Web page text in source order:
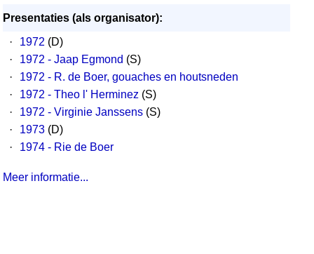
Presentaties (als organisator):
·
1972 (D)
·
1972 - Jaap Egmond (S)
·
1972 - R. de Boer, gouaches en houtsneden
·
1972 - Theo l' Herminez (S)
·
1972 - Virginie Janssens (S)
·
1973 (D)
·
1974 - Rie de Boer
Meer informatie...